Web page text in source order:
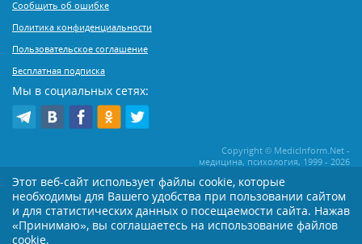
Сообщить об ошибке
Политика конфиденциальности
Пользовательское соглашение
Бесплатная подписка
Мы в социальных сетях:
Copyright © MedicInform.Net -
медицина, психология, 1999 - 2026
Копирование или иное распространение статей нашего сайта строго
воспрещается. Копирование раздела "Новости" допускается при наличии
активной открытой для поисковиков ссылки на MedicInform.Net
Материалы на сайте представлены в справочных целях. Редакция не всегда
Этот веб-сайт использует файлы cookie, которые
необходимы для Вашего удобства при пользовании сайтом
и для статистических данных о посещаемости сайта. Нажав
«Принимаю», вы соглашаетесь на использование файлов
cookie.